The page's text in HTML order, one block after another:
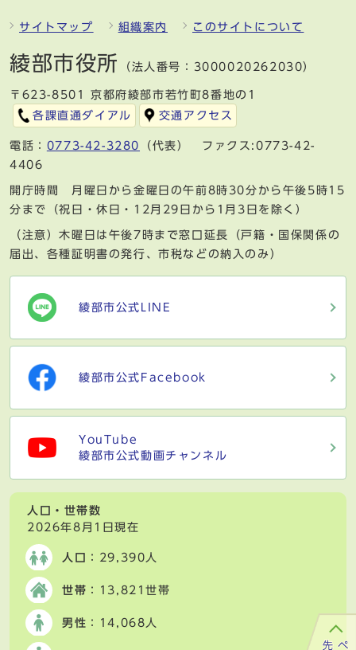
サイトマップ 組織案内 このサイトについて
綾部市役所 （法人番号：3000020262030）
〒623-8501 京都府綾部市若竹町8番地の1
各課直通ダイアル
交通アクセス
電話： 0773-42-3280
（代表） ファクス:0773-42-
4406
開庁時間 月曜日から金曜日の午前8時30分から午後5時15
分まで（祝日・休日・12月29日から1月3日を除く）
（注意）木曜日は午後7時まで窓口延長（戸籍・国保関係の
届出、各種証明書の発行、市税などの納入のみ）
綾部市公式LINE
綾部市公式Facebook
YouTube
綾部市公式動画チャンネル
人口・世帯数
2026年8月1日現在
人口 ：29,390人
世帯 ：13,821世帯
男性 ：14,068人